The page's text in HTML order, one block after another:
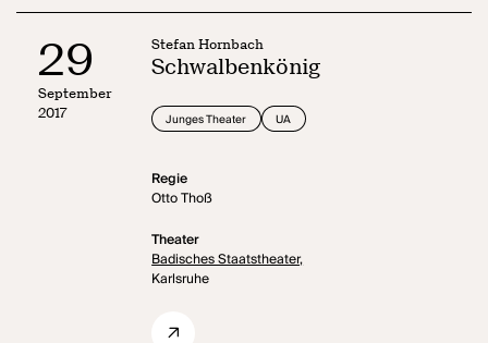
29
September
2017
Stefan Hornbach
Schwalbenkönig
Junges Theater UA
Regie
Otto Thoß
Theater
Badisches Staatstheater,
Karlsruhe